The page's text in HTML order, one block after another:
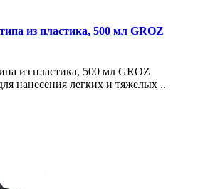
из пластика, 500 мл GROZ
из пластика, 500 мл GROZ
нанесения легких и тяжелых ..